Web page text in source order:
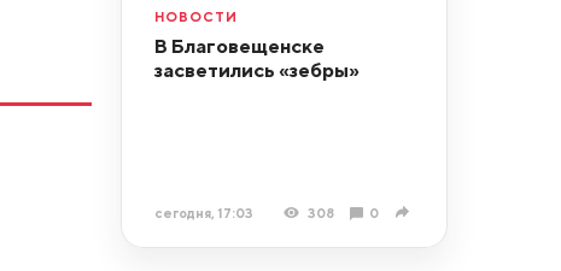
НОВОСТИ
В Благовещенске
засветились «зебры»
сегодня, 17:03 308 0